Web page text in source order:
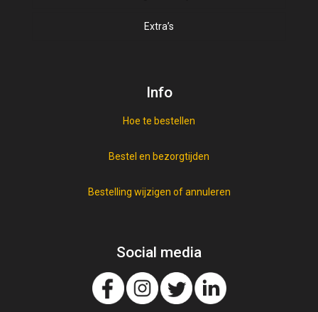
Vegan
Vleeswaren
Extra’s
Info
Hoe te bestellen
Bestel en bezorgtijden
Bestelling wijzigen of annuleren
Social media